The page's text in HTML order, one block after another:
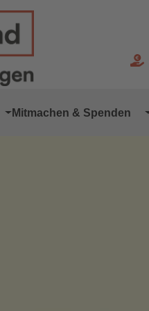
Mitmachen & Spenden